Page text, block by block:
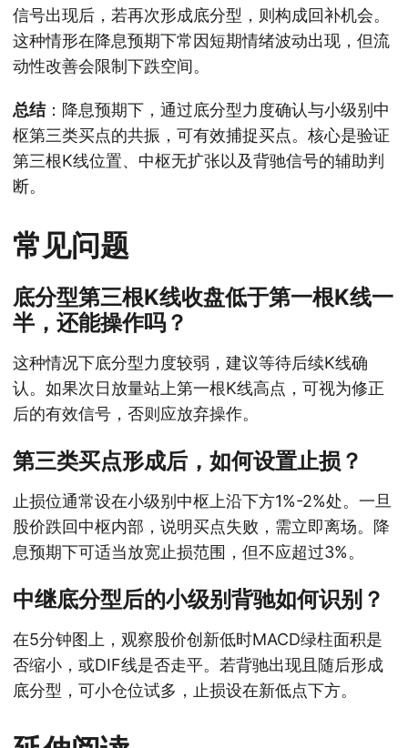
信号出现后，若再次形成底分型，则构成回补机会。
这种情形在降息预期下常因短期情绪波动出现，但流
动性改善会限制下跌空间。
总结：降息预期下，通过底分型力度确认与小级别中
枢第三类买点的共振，可有效捕捉买点。核心是验证
第三根K线位置、中枢无扩张以及背驰信号的辅助判
断。
常见问题
底分型第三根K线收盘低于第一根K线一
半，还能操作吗？
这种情况下底分型力度较弱，建议等待后续K线确
认。如果次日放量站上第一根K线高点，可视为修正
后的有效信号，否则应放弃操作。
第三类买点形成后，如何设置止损？
止损位通常设在小级别中枢上沿下方1%-2%处。一旦
股价跌回中枢内部，说明买点失败，需立即离场。降
息预期下可适当放宽止损范围，但不应超过3%。
中继底分型后的小级别背驰如何识别？
在5分钟图上，观察股价创新低时MACD绿柱面积是
否缩小，或DIF线是否走平。若背驰出现且随后形成
底分型，可小仓位试多，止损设在新低点下方。